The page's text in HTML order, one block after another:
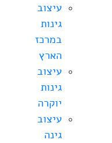
עיצוב
גינות
במרכז
הארץ
עיצוב
גינות
יוקרה
עיצוב
גינה